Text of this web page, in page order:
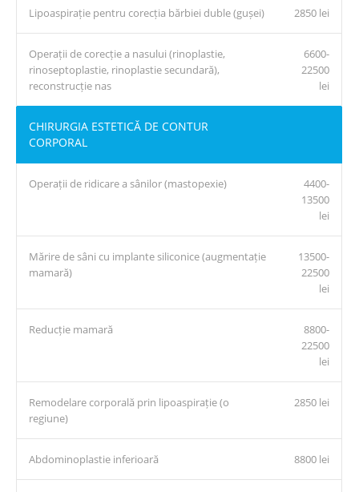
Lipoaspirație pentru corecția bărbiei duble (gușei) 2850 lei
Operații de corecție a nasului (rinoplastie,
rinoseptoplastie, rinoplastie secundară),
reconstrucție nas
6600-
22500
lei
CHIRURGIA ESTETICĂ DE CONTUR
CORPORAL
Operații de ridicare a sânilor (mastopexie)
4400-
13500
lei
Mărire de sâni cu implante siliconice (augmentație
mamară)
13500-
22500
lei
Reducție mamară
8800-
22500
lei
Remodelare corporală prin lipoaspirație (o
regiune)
2850 lei
Abdominoplastie inferioară 8800 lei